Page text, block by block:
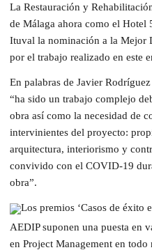
La Restauración y
de Málaga ahora como el Hotel
Ituval la nominación a la Mejor
por el trabajo realizado en este
En palabras de Javier
“ha sido un trabajo complejo
obra así como la necesidad de
intervinientes del proyecto:
arquitectura, interiorismo y
convivido con el COVID-19
obra”.
Los premios ‘Casos de éxito
AEDIP suponen una puesta en
en Project Management en todo